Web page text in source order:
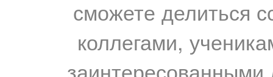
сможете делиться
коллегами,